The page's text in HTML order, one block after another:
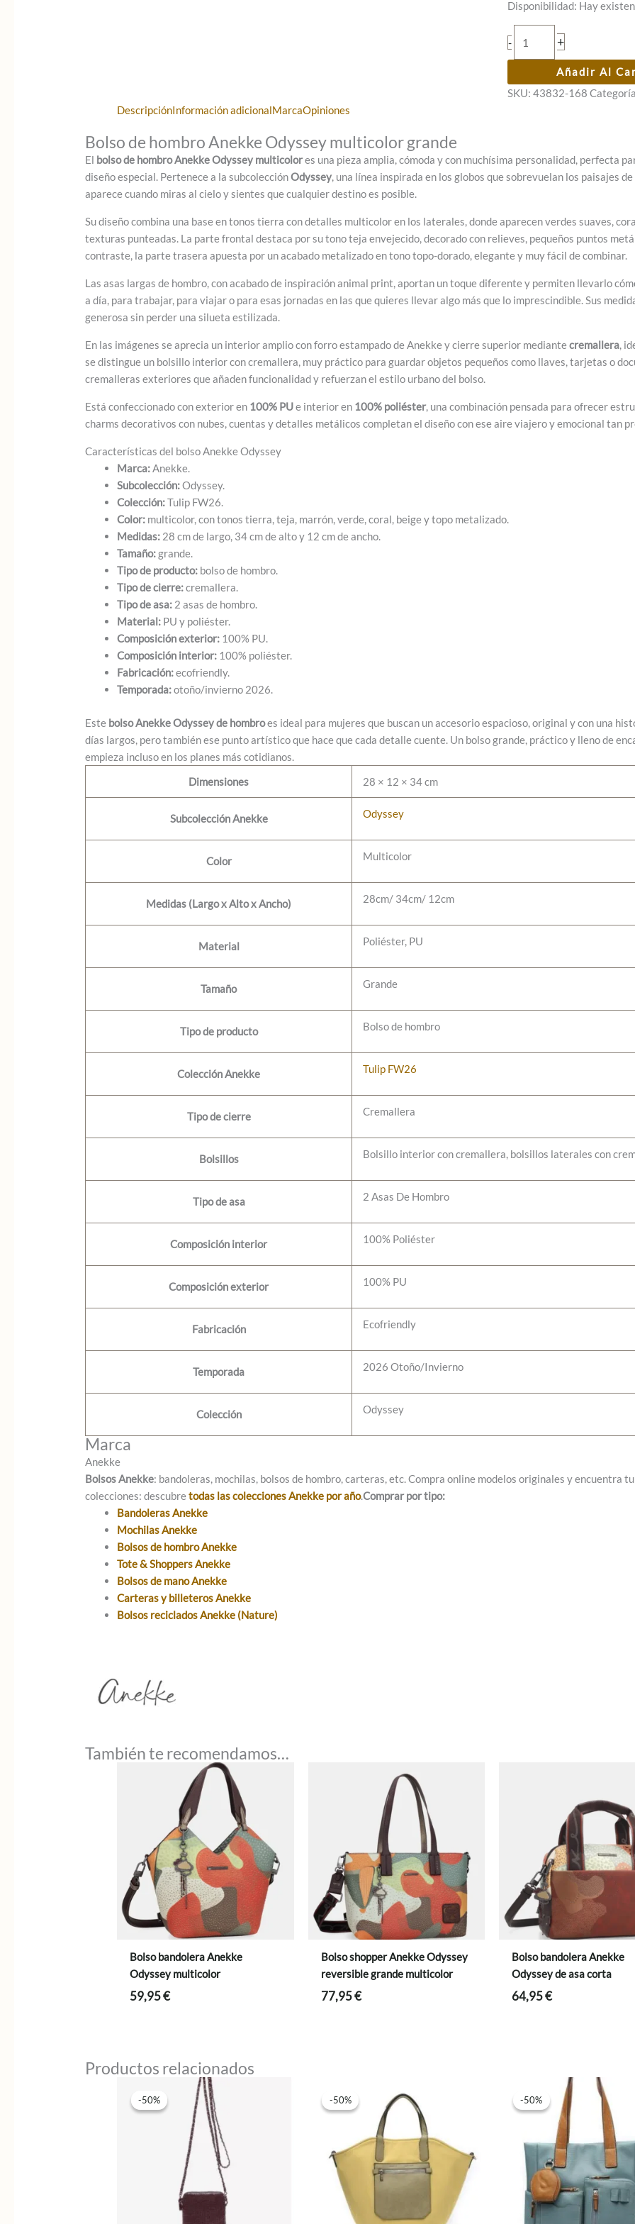
Disponibilidad: Hay
-
de
Anekke
Odyssey
+
Añadir Al
SKU:43832-168
DescripciónInformación adicionalMarcaOpiniones
Bolso de hombro Anekke Odyssey multicolor grande
El bolso de hombro Anekke Odyssey multicolores una pieza amplia, cómoda y con muchísima personalidad, perfecta
diseño especial. Pertenece a la subcolecciónOdyssey, una línea inspirada en los globos que sobrevuelan los paisajes
aparece cuando miras al cielo y sientes que cualquier destino es posible.
Su diseño combina una base en tonos tierra con detalles multicolor en los laterales, donde aparecen verdes suaves,
texturas punteadas. La parte frontal destaca por su tono teja envejecido, decorado con relieves, pequeños puntos
contraste, la parte trasera apuesta por un acabado metalizado en tono topo-dorado, elegante y muy fácil de combinar.
Las asas largas de hombro, con acabado de inspiración animal print, aportan un toque diferente y permiten llevarlo
a día, para trabajar, para viajar o para esas jornadas en las que quieres llevar algo más que lo imprescindible. Sus
generosa sin perder una silueta estilizada.
En las imágenes se aprecia un interior amplio con forro estampado de Anekke y cierre superior mediantecremallera,
se distingue un bolsillo interior con cremallera, muy práctico para guardar objetos pequeños como llaves, tarjetas o
cremalleras exteriores que añaden funcionalidad y refuerzan el estilo urbano del bolso.
Está confeccionado con exterior en 100% PUe interior en 100% poliéster, una combinación pensada para ofrecer
charms decorativos con nubes, cuentas y detalles metálicos completan el diseño con ese aire viajero y emocional tan
Características del bolso Anekke Odyssey
Marca:Anekke.
Subcolección:Odyssey.
Colección:Tulip FW26.
Color: multicolor, con tonos tierra, teja, marrón, verde, coral, beige y topo metalizado.
Medidas: 28 cm de largo, 34 cm de alto y 12 cm de ancho.
Tamaño:grande.
Tipo de producto: bolso de hombro.
Tipo de cierre:cremallera.
Tipo de asa: 2 asas de hombro.
Material: PU y poliéster.
Composición exterior: 100% PU.
Composición interior: 100% poliéster.
Fabricación:ecofriendly.
Temporada:otoño/invierno 2026.
Este bolso Anekke Odyssey de hombroes ideal para mujeres que buscan un accesorio espacioso, original y con una
días largos, pero también ese punto artístico que hace que cada detalle cuente. Un bolso grande, práctico y lleno de
empieza incluso en los planes más cotidianos.
Dimensiones
28 × 12 × 34 cm
Subcolección Anekke Odyssey
Color Multicolor
Medidas (Largo x Alto x Ancho) 28cm/ 34cm/ 12cm
Material Poliéster, PU
Tamaño Grande
Tipo de producto Bolso de hombro
Colección Anekke Tulip FW26
Tipo de cierre Cremallera
Bolsillos Bolsillo interior con cremallera, bolsillos laterales con
Tipo de asa 2 Asas De Hombro
Composición interior 100% Poliéster
Composición exterior 100% PU
Fabricación Ecofriendly
Temporada 2026 Otoño/Invierno
Colección Odyssey
Marca
Anekke
Bolsos Anekke: bandoleras, mochilas, bolsos de hombro, carteras, etc. Compra online modelos originales y encuentra
colecciones: descubretodas las colecciones Anekke por año.Comprar por tipo:
Bandoleras Anekke
Mochilas Anekke
Bolsos de hombro Anekke
Tote & Shoppers Anekke
Bolsos de mano Anekke
Carteras y billeteros Anekke
Bolsos reciclados Anekke (Nature)
También te recomendamos…
Bolso bandolera Anekke
Odyssey multicolor
59,95€
Bolso shopper Anekke Odyssey
reversible grande multicolor
77,95€
Bolso bandolera Anekke
Odyssey de asa corta
64,95€
Productos relacionados
-50%
-50% -50%
-50% -50%
-50%